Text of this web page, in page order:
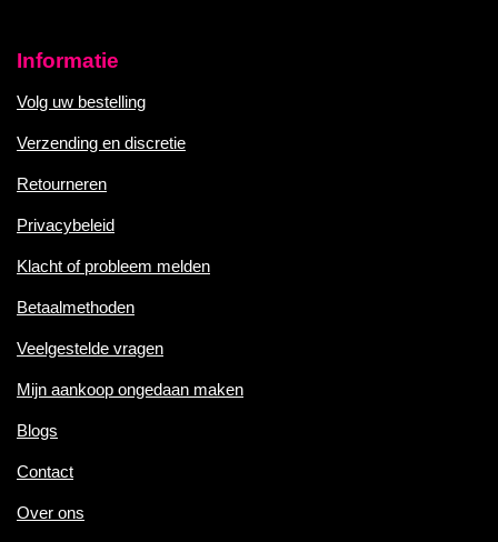
Informatie
Volg uw bestelling
Verzending en discretie
Retourneren
Privacybeleid
Klacht of probleem melden
Betaalmethoden
Veelgestelde vragen
Mijn aankoop ongedaan maken
Blogs
Contact
Over ons